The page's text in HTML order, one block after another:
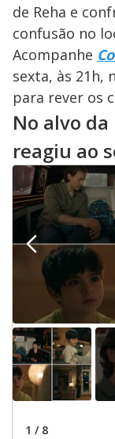
de Reha e
confusão no
Acompanhe
sexta, às 21h,
para rever os
No alvo
reagiu ao
1 / 8